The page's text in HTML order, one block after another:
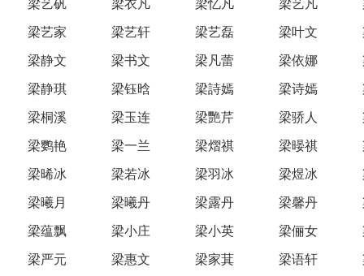
梁艺矾 梁衣凡 梁忆凡 梁艺凡
梁艺家 梁艺轩 梁艺磊 梁叶文
梁静文 梁书文 梁凡蕾 梁依娜
梁静琪 梁钰晗 梁詩嫣 梁诗嫣
梁桐溪 梁玉连 梁艷芹 梁骄人
梁鹦艳 梁一兰 梁熠祺 梁暥祺
梁晞冰 梁若冰 梁羽冰 梁煜冰
梁曦月 梁曦丹 梁露丹 梁馨丹
梁蕴飘 梁小庄 梁小英 梁俪女
梁严元 梁惠文 梁家萁 梁语轩